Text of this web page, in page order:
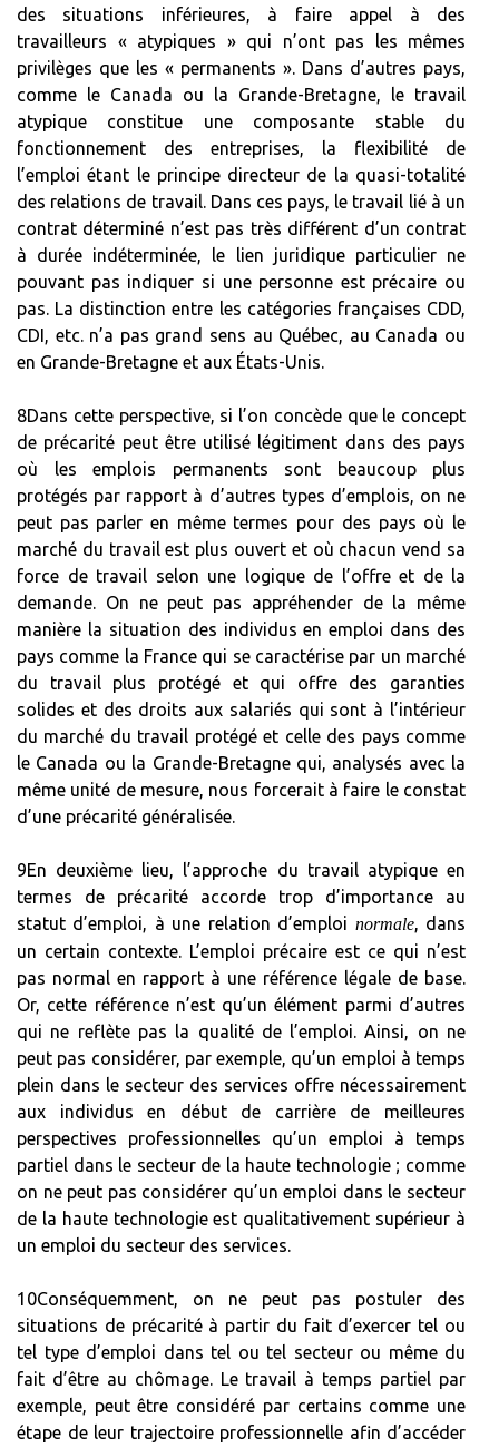
des situations inférieures, à faire appel à des
travailleurs « atypiques » qui n’ont pas les mêmes
privilèges que les « permanents ». Dans d’autres pays,
comme le Canada ou la Grande-Bretagne, le travail
atypique constitue une composante stable du
fonctionnement des entreprises, la flexibilité de
l’emploi étant le principe directeur de la quasi-totalité
des relations de travail. Dans ces pays, le travail lié à un
contrat déterminé n’est pas très différent d’un contrat
à durée indéterminée, le lien juridique particulier ne
pouvant pas indiquer si une personne est précaire ou
pas. La distinction entre les catégories françaises CDD,
CDI, etc. n’a pas grand sens au Québec, au Canada ou
en Grande-Bretagne et aux États-Unis.
8Dans cette perspective, si l’on concède que le concept
de précarité peut être utilisé légitiment dans des pays
où les emplois permanents sont beaucoup plus
protégés par rapport à d’autres types d’emplois, on ne
peut pas parler en même termes pour des pays où le
marché du travail est plus ouvert et où chacun vend sa
force de travail selon une logique de l’offre et de la
demande. On ne peut pas appréhender de la même
manière la situation des individus en emploi dans des
pays comme la France qui se caractérise par un marché
du travail plus protégé et qui offre des garanties
solides et des droits aux salariés qui sont à l’intérieur
du marché du travail protégé et celle des pays comme
le Canada ou la Grande-Bretagne qui, analysés avec la
même unité de mesure, nous forcerait à faire le constat
d’une précarité généralisée.
9En deuxième lieu, l’approche du travail atypique en
termes de précarité accorde trop d’importance au
statut d’emploi, à une relation d’emploi normale, dans
un certain contexte. L’emploi précaire est ce qui n’est
pas normal en rapport à une référence légale de base.
Or, cette référence n’est qu’un élément parmi d’autres
qui ne reflète pas la qualité de l’emploi. Ainsi, on ne
peut pas considérer, par exemple, qu’un emploi à temps
plein dans le secteur des services offre nécessairement
aux individus en début de carrière de meilleures
perspectives professionnelles qu’un emploi à temps
partiel dans le secteur de la haute technologie ; comme
on ne peut pas considérer qu’un emploi dans le secteur
de la haute technologie est qualitativement supérieur à
un emploi du secteur des services.
10Conséquemment, on ne peut pas postuler des
situations de précarité à partir du fait d’exercer tel ou
tel type d’emploi dans tel ou tel secteur ou même du
fait d’être au chômage. Le travail à temps partiel par
exemple, peut être considéré par certains comme une
étape de leur trajectoire professionnelle afin d’accéder